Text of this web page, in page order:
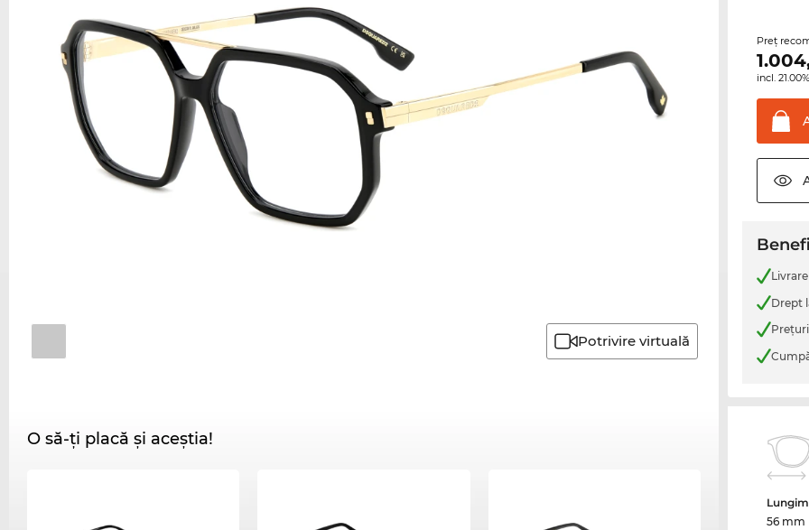
Potrivire virtuală
O să-ți placă și aceștia!
Preţ
incl.
Drept
56 mm